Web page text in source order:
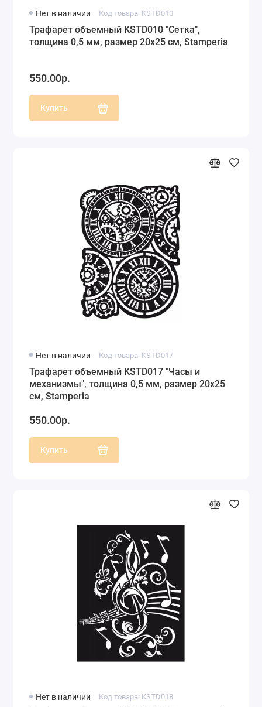
Нет в наличии Код товара: KSTD010
Трафарет объемный KSTD010 "Сетка",
толщина 0,5 мм, размер 20х25 см, Stamperia
550.00р.
Купить
Нет в наличии Код товара: KSTD017
Трафарет объемный KSTD017 "Часы и
механизмы", толщина 0,5 мм, размер 20х25
см, Stamperia
550.00р.
Купить
Нет в наличии Код товара: KSTD018